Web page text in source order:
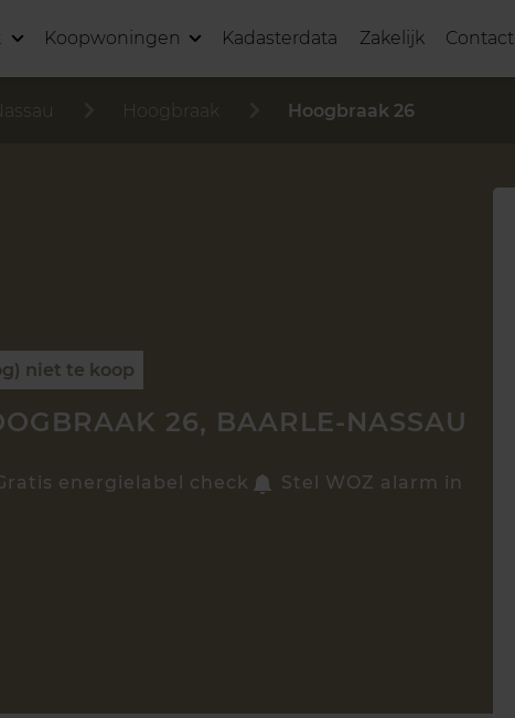
Koopwoningen Kadasterdata Zakelijk Contact
Hoogbraak Hoogbraak 26
niet te koop
26, BAARLE-NASSAU
energielabel check Stel WOZ alarm in